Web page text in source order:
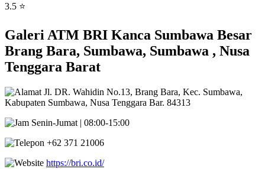
3.5 ⭐
Galeri ATM BRI Kanca Sumbawa Besar
Brang Bara, Sumbawa, Sumbawa , Nusa
Tenggara Barat
Jl. DR. Wahidin No.13, Brang Bara, Kec. Sumbawa,
Kabupaten Sumbawa, Nusa Tenggara Bar. 84313
Senin-Jumat | 08:00-15:00
+62 371 21006
https://bri.co.id/